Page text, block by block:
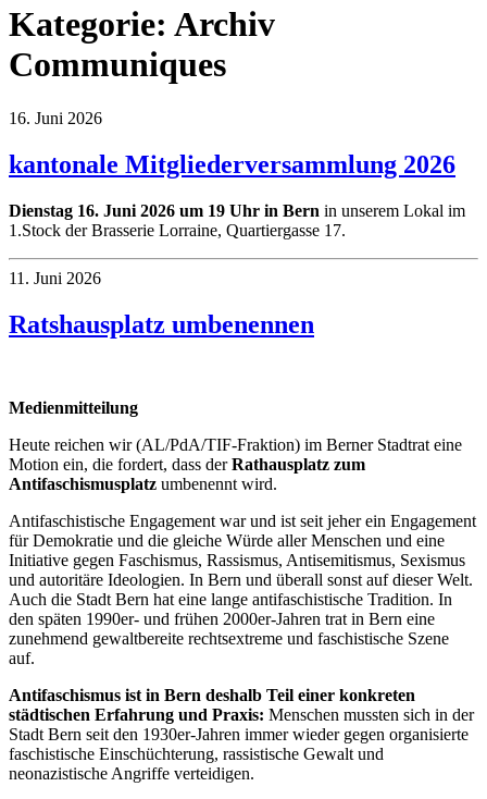
Kategorie: Archiv
Communiques
16. Juni 2026
kantonale Mitgliederversammlung 2026
Dienstag 16. Juni 2026 um 19 Uhr in Bern in unserem Lokal im
1.Stock der Brasserie Lorraine, Quartiergasse 17.
11. Juni 2026
Ratshausplatz umbenennen
Medienmitteilung
Heute reichen wir (AL/PdA/TIF-Fraktion) im Berner Stadtrat eine
Motion ein, die fordert, dass derRathausplatz zum
Antifaschismusplatz umbenennt wird.
Antifaschistische Engagement war und ist seit jeher ein Engagement
für Demokratie und die gleiche Würde aller Menschen und eine
Initiative gegen Faschismus, Rassismus, Antisemitismus, Sexismus
und autoritäre Ideologien. In Bern und überall sonst auf dieser Welt.
Auch die Stadt Bern hat eine lange antifaschistische Tradition. In
den späten 1990er- und frühen 2000er-Jahren trat in Bern eine
zunehmend gewaltbereite rechtsextreme und faschistische Szene
auf.
Antifaschismus ist in Bern deshalb Teil einer konkreten
städtischen Erfahrung und Praxis: Menschen mussten sich in der
Stadt Bern seit den 1930er-Jahren immer wieder gegen organisierte
faschistische Einschüchterung, rassistische Gewalt und
neonazistische Angriffe verteidigen.